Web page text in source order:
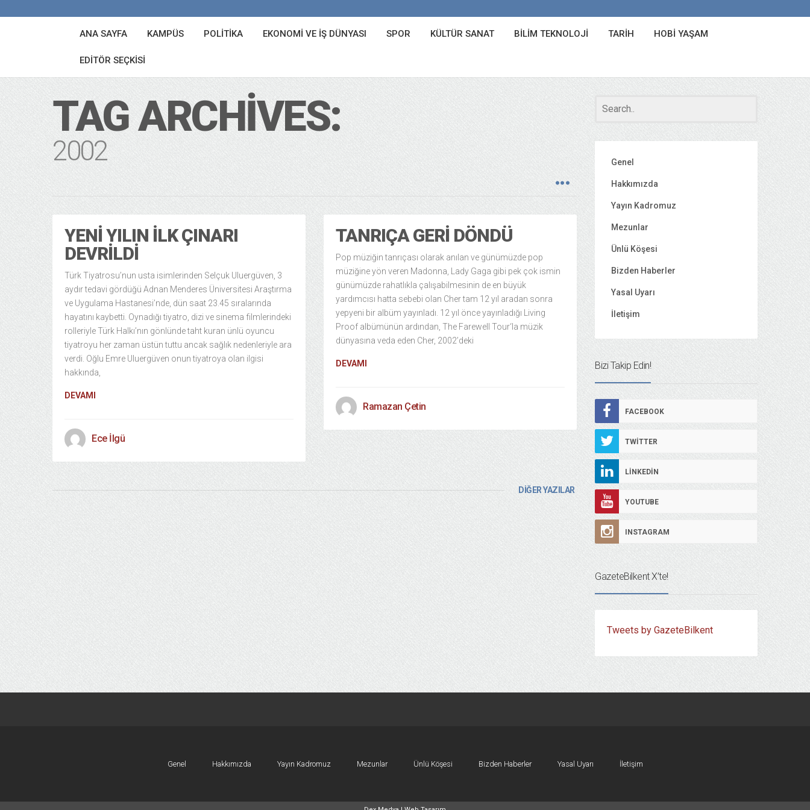
ANA SAYFA KAMPÜS POLITIKA EKONOMI VE İŞ DÜNYASI SPOR KÜLTÜR SANAT BILIM TEKNOLOJI TARIH HOBI YAŞAM
EDITÖR SEÇKISI
TAG ARCHIVES:
2002
YENI YILIN İLK ÇINARI
DEVRILDI
Türk Tiyatrosu’nun usta isimlerinden Selçuk Uluergüven, 3
aydır tedavi gördüğü Adnan Menderes Üniversitesi Araştırma
ve Uygulama Hastanesi’nde, dün saat 23.45 sıralarında
hayatını kaybetti. Oynadığı tiyatro, dizi ve sinema filmlerindeki
rolleriyle Türk Halkı’nın gönlünde taht kuran ünlü oyuncu
tiyatroyu her zaman üstün tuttu ancak sağlık nedenleriyle ara
verdi. Oğlu Emre Uluergüven onun tiyatroya olan ilgisi
hakkında,
DEVAMI
Ece İlgü
TANRIÇA GERI DÖNDÜ
Pop müziğin tanrıçası olarak anılan ve günümüzde pop
müziğine yön veren Madonna, Lady Gaga gibi pek çok ismin
günümüzde rahatlıkla çalışabilmesinin de en büyük
yardımcısı hatta sebebi olan Cher tam 12 yıl aradan sonra
yepyeni bir albüm yayınladı. 12 yıl önce yayınladığı Living
Proof albümünün ardından, The Farewell Tour‘la müzik
dünyasına veda eden Cher, 2002’deki
DEVAMI
Ramazan Çetin
DİĞER YAZILAR
Genel
Hakkımızda
Yayın Kadromuz
Mezunlar
Ünlü Köşesi
Bizden Haberler
Yasal Uyarı
İletişim
Bizi Takip Edin!
FACEBOOK
TWITTER
LINKEDIN
YOUTUBE
INSTAGRAM
GazeteBilkent X’te!
Tweets by GazeteBilkent
Genel Hakkımızda Yayın Kadromuz Mezunlar Ünlü Köşesi Bizden Haberler Yasal Uyarı İletişim